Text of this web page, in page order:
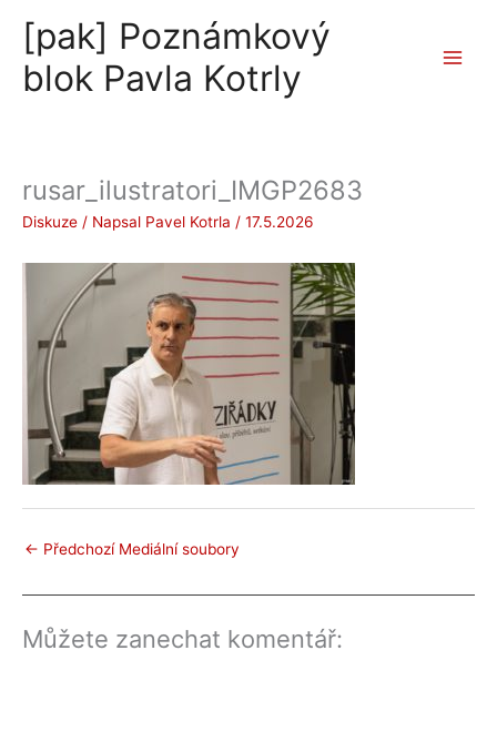
obsah
[pak] Poznámkový
blok Pavla Kotrly
rusar_ilustratori_IMGP2683
Diskuze / Napsal Pavel Kotrla / 17.5.2026
← Předchozí Mediální soubory
Můžete zanechat komentář: